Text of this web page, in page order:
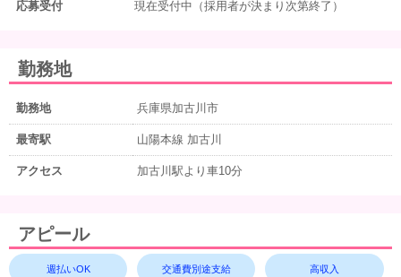
応募受付 現在受付中（採用者が決まり次第終了）
勤務地
勤務地 兵庫県加古川市
最寄駅 山陽本線 加古川
アクセス 加古川駅より車10分
アピール
週払いOK 交通費別途支給 高収入